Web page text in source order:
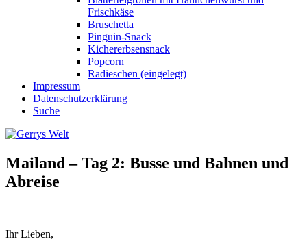
Frischkäse
Bruschetta
Pinguin-Snack
Kichererbsensnack
Popcorn
Radieschen (eingelegt)
Impressum
Datenschutzerklärung
Suche
Mailand – Tag 2: Busse und Bahnen und
Abreise
Ihr Lieben,